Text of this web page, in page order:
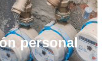
personal